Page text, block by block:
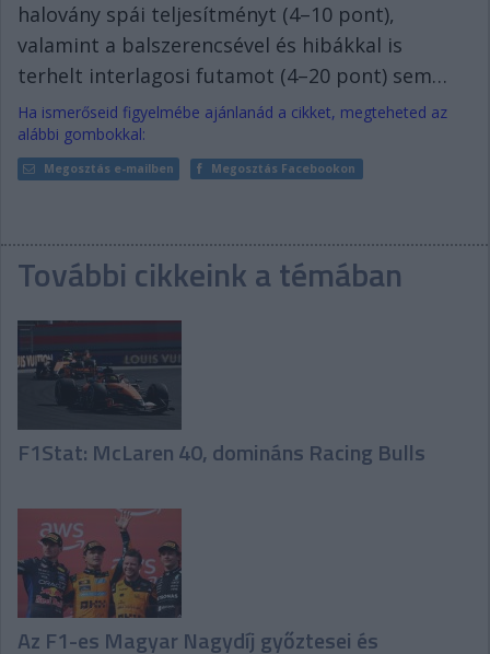
halovány spái teljesítményt (4–10 pont),
valamint a balszerencsével és hibákkal is
terhelt interlagosi futamot (4–20 pont) sem…
Ha ismerőseid figyelmébe ajánlanád a cikket, megteheted az
alábbi gombokkal:
Megosztás e-mailben Megosztás Facebookon
További cikkeink a témában
F1Stat: McLaren 40, domináns Racing Bulls
Az F1-es Magyar Nagydíj győztesei és